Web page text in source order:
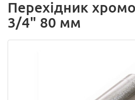
Перехідник
3/4" 80 мм